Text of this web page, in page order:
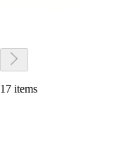
17 items